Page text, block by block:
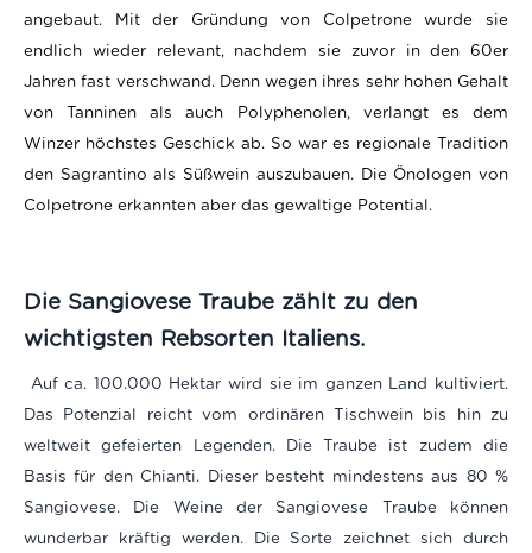
angebaut. Mit der Gründung von Colpetrone wurde sie
endlich wieder relevant, nachdem sie zuvor in den 60er
Jahren fast verschwand. Denn wegen ihres sehr hohen Gehalt
von Tanninen als auch Polyphenolen, verlangt es dem
Winzer höchstes Geschick ab. So war es regionale Tradition
den Sagrantino als Süßwein auszubauen. Die Önologen von
Colpetrone erkannten aber das gewaltige Potential.
Die Sangiovese Traube zählt zu den
wichtigsten Rebsorten Italiens.
Auf ca. 100.000 Hektar wird sie im ganzen Land kultiviert.
Das Potenzial reicht vom ordinären Tischwein bis hin zu
weltweit gefeierten Legenden. Die Traube ist zudem die
Basis für den Chianti. Dieser besteht mindestens aus 80 %
Sangiovese. Die Weine der Sangiovese Traube können
wunderbar kräftig werden. Die Sorte zeichnet sich durch